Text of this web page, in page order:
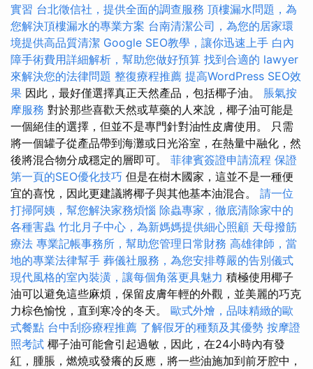
實習 台北徵信社，提供全面的調查服務 頂樓漏水問題，為
您解決頂樓漏水的專業方案 台南清潔公司，為您的居家環
境提供高品質清潔 Google SEO教學，讓你迅速上手 白內
障手術費用詳細解析，幫助您做好預算 找到合適的 lawyer
來解決您的法律問題 整復療程推薦 提高WordPress SEO效
果 因此，最好僅選擇真正天然產品，包括椰子油。 脹氣按
摩服務 對於那些喜歡天然或草藥的人來說，椰子油可能是
一個絕佳的選擇，但並不是專門針對油性皮膚使用。 只需
將一個罐子從產品帶到海灘或日光浴室，在熱量中融化，然
後將混合物分成穩定的層即可。 菲律賓簽證申請流程 保證
第一頁的SEO優化技巧 但是在樹木國家，這並不是一種便
宜的喜悅，因此更建議將椰子與其他基本油混合。 請一位
打掃阿姨，幫您解決家務煩惱 除蟲專家，徹底清除家中的
各種害蟲 竹北月子中心，為新媽媽提供細心照顧 天母撥筋
療法 專業記帳事務所，幫助您管理日常財務 高雄律師，當
地的專業法律幫手 葬儀社服務，為您安排尊嚴的告別儀式
現代風格的室內裝潢，讓每個角落更具魅力 積極使用椰子
油可以避免這些麻煩，保留皮膚年輕的外觀，並美麗的巧克
力棕色愉悅，直到寒冷的冬天。 歐式外燴，品味精緻的歐
式餐點 台中刮痧療程推薦 了解假牙的種類及其優勢 按摩證
照考試 椰子油可能會引起過敏，因此，在24小時內有發
紅，腫脹，燃燒或發癢的反應，將一些油施加到前牙腔中，